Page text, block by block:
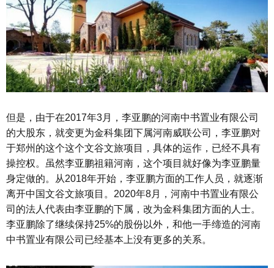
但是，由于在2017年3月，李亚鹏的河南中书置业有限公司
的大股东，就变更为金科集团下属河南威联公司，李亚鹏对
于郑州的这个这个文谷文旅项目，具体的运作，已经不具有
操控权。虽然李亚鹏祖籍河南，这个项目就好像为李亚鹏量
身定做的。从2018年开始，李亚鹏方面的工作人员，就逐渐
离开中国文谷文旅项目。2020年8月，河南中书置业有限公
司的法人代表由李亚鹏的下属，改为金科集团方面的人士。
李亚鹏除了继续保持25%的股份以外，和他一手缔造的河南
中书置业有限公司已经基本上没有更多的关系。